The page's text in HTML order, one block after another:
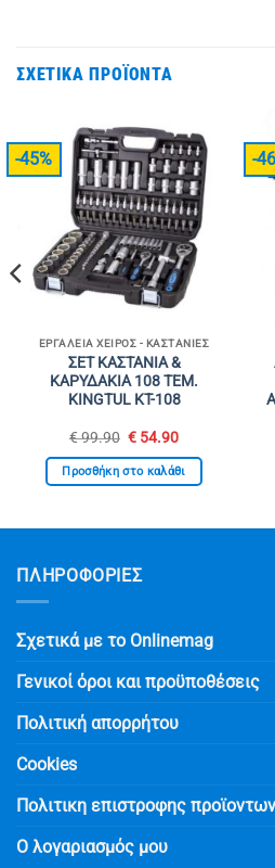
ΣΧΕΤΙΚΆ ΠΡΟΪΌΝΤΑ
-45%
ΕΡΓΑΛΕΊΑ ΧΕΙΡΌΣ - ΚΑΣΤΆΝΙΕΣ
ΣΕΤ ΚΑΣΤΑΝΙΑ &
ΚΑΡΥΔΑΚΙΑ 108 ΤΕΜ.
KINGTUL KT-108
€99.90 Original
was:
€ 99.90.
€ 54.90Η
τιμή
είναι:
Προσθήκη στο καλάθι
-
ΠΛΗΡΟΦΟΡΙΕΣ
Σχετικά με το Onlinemag
Γενικοί όροι και προϋποθέσεις
Πολιτική απορρήτου
Cookies
Πολιτικη επιστροφης προϊοντων
Ο λογαριασμός μου